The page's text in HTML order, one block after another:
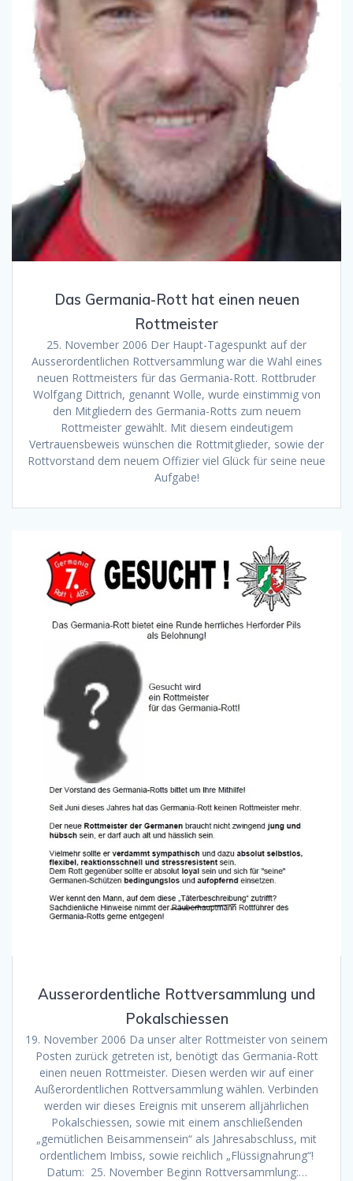
Das Germania-Rott hat einen neuen
Rottmeister
25. November 2006 Der Haupt-Tagespunkt auf der
Ausserordentlichen Rottversammlung war die Wahl eines
neuen Rottmeisters für das Germania-Rott. Rottbruder
Wolfgang Dittrich, genannt Wolle, wurde einstimmig von
den Mitgliedern des Germania-Rotts zum neuem
Rottmeister gewählt. Mit diesem eindeutigem
Vertrauensbeweis wünschen die Rottmitglieder, sowie der
Rottvorstand dem neuem Offizier viel Glück für seine neue
Aufgabe!
Ausserordentliche Rottversammlung und
Pokalschiessen
19. November 2006 Da unser alter Rottmeister von seinem
Posten zurück getreten ist, benötigt das Germania-Rott
einen neuen Rottmeister. Diesen werden wir auf einer
Außerordentlichen Rottversammlung wählen. Verbinden
werden wir dieses Ereignis mit unserem alljährlichen
Pokalschiessen, sowie mit einem anschließenden
„gemütlichen Beisammensein“ als Jahresabschluss, mit
ordentlichem Imbiss, sowie reichlich „Flüssignahrung“!
Datum: 25. November Beginn Rottversammlung:…